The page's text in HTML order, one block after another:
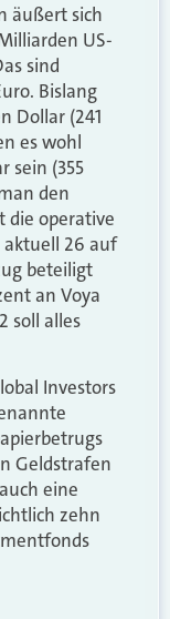
äußert sich
US-
sind
Bislang
Dollar (241
es wohl
sein (355
den
die operative
aktuell 26 auf
beteiligt
an Voya
soll alles
Investors
Geldstrafen
eine
zehn